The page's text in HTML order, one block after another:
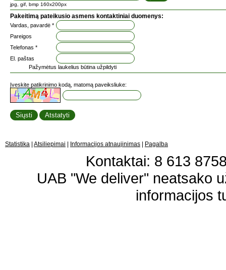
jpg, gif, bmp 160x200px
Pakeitimą pateikusio asmens kontaktiniai duomenys:
Vardas, pavardė *
Pareigos
Telefonas *
El. paštas
Pažymėtus laukelius būtina užpildyti
Įveskite patikrinimo kodą, matomą paveiksliuke:
Statistika Atsiliepimai Informacijos atnaujinimas Pagalba
Kontaktai: 8 613
UAB "We deliver" neatsako
informacijos